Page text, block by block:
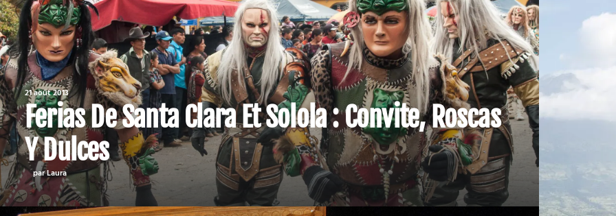
21 août 2013
Ferias De Santa Clara Et Solola : Convite, Roscas
Y Dulces
par Laura